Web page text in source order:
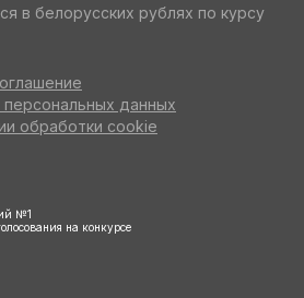
в белорусских рублях по курсу
данных
обработки cookie
№1
на конкурсе